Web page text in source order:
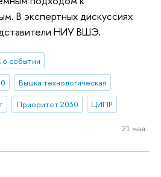
В экспертных дискуссиях
НИУ ВШЭ.
событии
Вышка технологическая
Приоритет 2030 ЦИПР
21 мая